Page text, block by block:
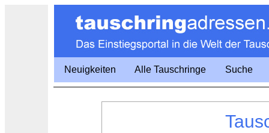
Neuigkeiten Alle Tauschringe Suche